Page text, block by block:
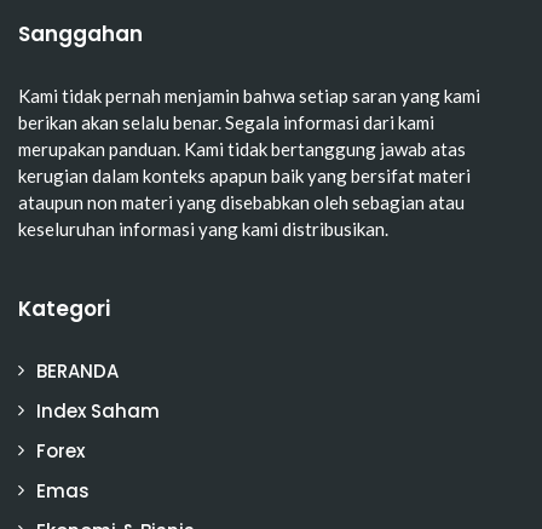
Sanggahan
Kami tidak pernah menjamin bahwa setiap saran yang kami
berikan akan selalu benar. Segala informasi dari kami
merupakan panduan. Kami tidak bertanggung jawab atas
kerugian dalam konteks apapun baik yang bersifat materi
ataupun non materi yang disebabkan oleh sebagian atau
keseluruhan informasi yang kami distribusikan.
Kategori
BERANDA
Index Saham
Forex
Emas